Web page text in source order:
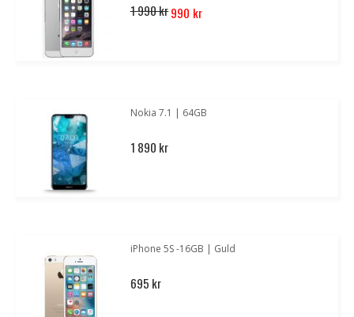
1 990 kr Special
Price
990 kr
Nokia 7.1 | 64GB
1 890 kr
iPhone 5S -16GB | Guld
695 kr